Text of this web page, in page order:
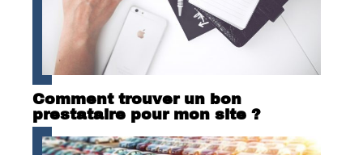
Comment trouver un bon
prestataire pour mon site ?